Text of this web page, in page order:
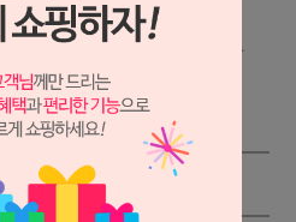
상세보기
적립금:900원
지역별